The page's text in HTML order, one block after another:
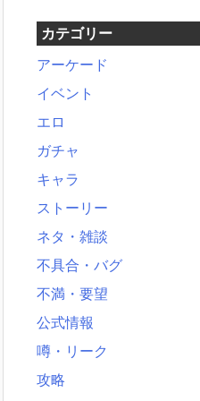
カテゴリー
アーケード
イベント
エロ
ガチャ
キャラ
ストーリー
ネタ・雑談
不具合・バグ
不満・要望
公式情報
噂・リーク
攻略